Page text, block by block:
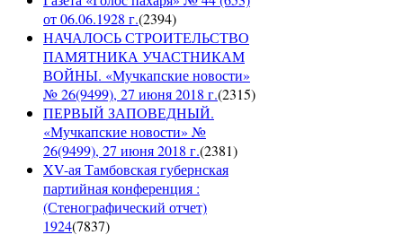
от 06.06.1928 г.(2394)
НАЧАЛОСЬ СТРОИТЕЛЬСТВО
ПАМЯТНИКА УЧАСТНИКАМ
ВОЙНЫ. «Мучкапские новости»
№ 26(9499), 27 июня 2018 г.(2315)
ПЕРВЫЙ ЗАПОВЕДНЫЙ.
«Мучкапские новости» №
26(9499), 27 июня 2018 г.(2381)
XV-ая Тамбовская губернская
партийная конференция :
(Стенографический отчет)
1924(7837)